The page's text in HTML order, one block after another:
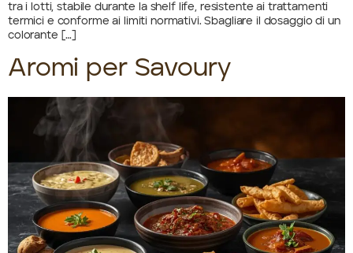
tra i lotti, stabile durante la shelf life, resistente ai trattamenti
termici e conforme ai limiti normativi. Sbagliare il dosaggio di un
colorante […]
Aromi per Savoury